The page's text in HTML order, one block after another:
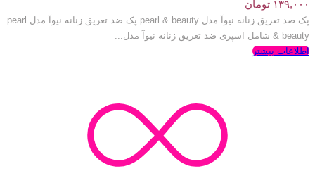
۱۳۹,۰۰۰ تومان
پک ضد تعریق زنانه نیوآ مدل pearl & beauty پک ضد تعریق زنانه نیوآ مدل pearl
& beauty شامل اسپری ضد تعریق زنانه نیوآ مدل...
اطلاعات بیشتر